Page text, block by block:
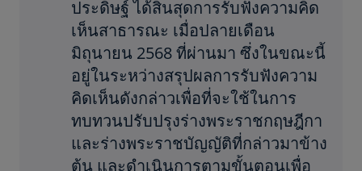
ประดิษฐ์ ได้สิ้นสุดการรับฟังความคิด
เห็นสาธารณะ เมื่อปลายเดือน
มิถุนายน 2568 ที่ผ่านมา ซึ่งในขณะนี้
อยู่ในระหว่างสรุปผลการรับฟังความ
คิดเห็นดังกล่าวเพื่อที่จะใช้ในการ
ทบทวนปรับปรุงร่างพระราชกฤษฎีกา
และร่างพระราชบัญญัติที่กล่าวมาข้าง
ต้น และดำเนินการตามขั้นตอนเพื่อ